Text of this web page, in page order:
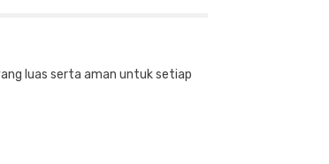
luas serta aman untuk setiap